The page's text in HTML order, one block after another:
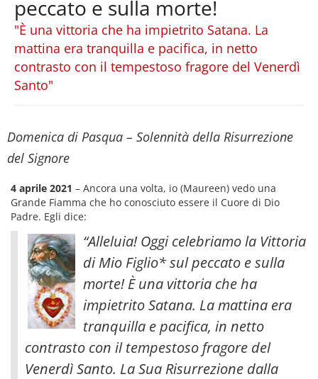
peccato e sulla morte!
"È una vittoria che ha impietrito Satana. La
mattina era tranquilla e pacifica, in netto
contrasto con il tempestoso fragore del Venerdì
Santo"
Domenica di Pasqua – Solennità della Risurrezione
del Signore
4 aprile 2021 – Ancora una volta, io (Maureen) vedo una
Grande Fiamma che ho conosciuto essere il Cuore di Dio
Padre. Egli dice:
“Alleluia! Oggi celebriamo la Vittoria
di Mio Figlio* sul peccato e sulla
morte! È una vittoria che ha
impietrito Satana. La mattina era
tranquilla e pacifica, in netto
contrasto con il tempestoso fragore del
Venerdì Santo. La Sua Risurrezione dalla